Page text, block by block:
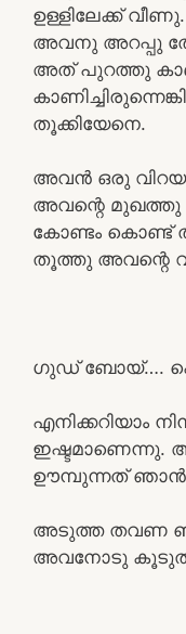
ഉള്ളിലേക്ക് വീണു.
അവനു അറപ്പു
അത് പുറത്തു
തൂക്കിയേനെ.
അവൻ ഒരു
അവന്റെ മുഖത്തു
കോണ്ടം കൊണ്ട്
തൂത്തു അവന്റെ
ഗുഡ് ബോയ്….
എനിക്കറിയാം
ഇഷ്ടമാണെന്നു.
ഊമ്പുന്നത് ഞാൻ
അടുത്ത തവണ
അവനോടു കൂടുതൽ